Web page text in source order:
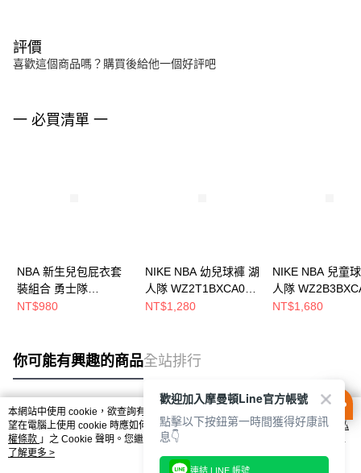
評價
喜歡這個商品嗎？購買後給他一個好評吧
一 必買清單 一
NBA 新生兒包屁衣套
裝組合 勇士隊
WK2I1FJK7-WAR
NT$980
NIKE NBA 幼兒球褲 湖
人隊 WZ2T1BXCA00-
LAK
NT$1,280
NIKE NBA 兒童
人隊
LAK
NT$1,680
你可能有興趣的商品全站排行
熱門標籤
本網站中使用 cookie，欲查詢有關本網站使用 cookie 方式之詳情，及若您不希
望在電腦上使用 cookie 時應如何變更電腦的 cookie 設定，請參閱本網站「
隱私
權條款 」之 Cookie 聲明。您繼續使用本網站即表示您同意本公司得按本網站使
用條款之 Cookie 聲明使用 cookie。
了解更多 >
歡迎加入摩曼頓Line官方帳號
點擊以下按鈕第一時間獲得好康訊
息👇
連結 LINE 帳號